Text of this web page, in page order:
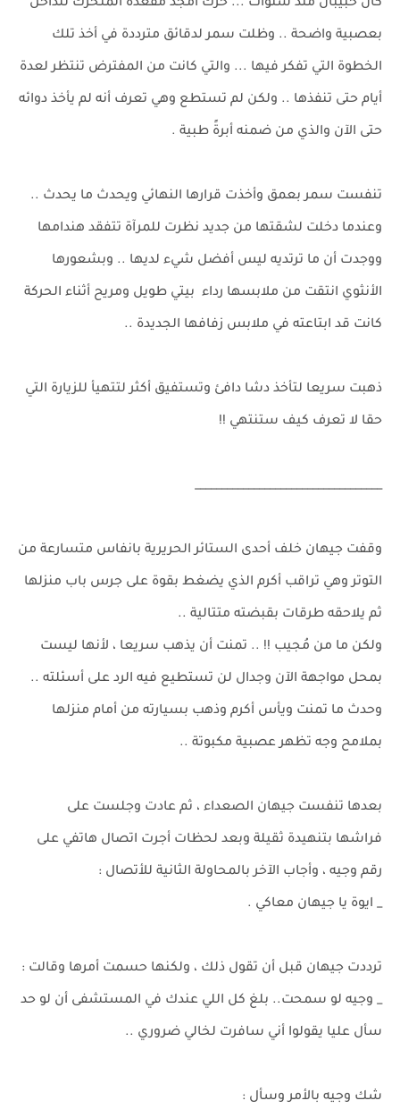
كان حبيبان منذ سنوات ... حرك أمجد مقعده المتحرك للداخل
بعصبية واضحة .. وظلت سمر لدقائق مترددة في أخذ تلك
الخطوة التي تفكر فيها ... والتي كانت من المفترض تنتظر لعدة
أيام حتى تنفذها .. ولكن لم تستطع وهي تعرف أنه لم يأخذ دوائه
حتى الآن والذي من ضمنه أبرةً طبية .
تنفست سمر بعمق وأخذت قرارها النهائي ويحدث ما يحدث ..
وعندما دخلت لشقتها من جديد نظرت للمرآة تتفقد هندامها
ووجدت أن ما ترتديه ليس أفضل شيء لديها .. وبشعورها
الأنثوي انتقت من ملابسها رداء بيتي طويل ومريح أثناء الحركة
كانت قد ابتاعته في ملابس زفافها الجديدة ..
ذهبت سريعا لتأخذ دشا دافئ وتستفيق أكثر لتتهيأ للزيارة التي
حقا لا تعرف كيف ستنتهي !!
___________________________________
وقفت جيهان خلف أحدى الستائر الحريرية بانفاس متسارعة من
التوتر وهي تراقب أكرم الذي يضغط بقوة على جرس باب منزلها
ثم يلاحقه طرقات بقبضته متتالية ..
ولكن ما من مُجيب !! .. تمنت أن يذهب سريعا ، لأنها ليست
بمحل مواجهة الآن وجدال لن تستطيع فيه الرد على أسئلته ..
وحدث ما تمنت ويأس أكرم وذهب بسيارته من أمام منزلها
بملامح وجه تظهر عصبية مكبوتة ..
بعدها تنفست جيهان الصعداء ، ثم عادت وجلست على
فراشها بتنهيدة ثقيلة وبعد لحظات أجرت اتصال هاتفي على
رقم وجيه ، وأجاب الآخر بالمحاولة الثانية للأتصال :
_ ايوة يا جيهان معاكي .
ترددت جيهان قبل أن تقول ذلك ، ولكنها حسمت أمرها وقالت :
_ وجيه لو سمحت.. بلغ كل اللي عندك في المستشفى أن لو حد
سأل عليا يقولوا أني سافرت لخالي ضروري ..
شك وجيه بالأمر وسأل :